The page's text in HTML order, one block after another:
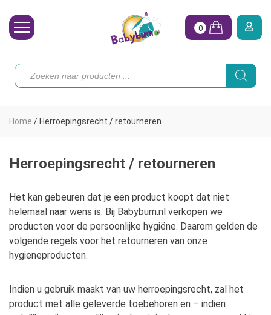
Toebehoren
Koopjes
Hoe begin ik?
0
Producten
zoeken
Home / Herroepingsrecht / retourneren
Herroepingsrecht / retourneren
Het kan gebeuren dat je een product koopt dat niet
helemaal naar wens is. Bij Babybum.nl verkopen we
producten voor de persoonlijke hygiëne. Daarom gelden de
volgende regels voor het retourneren van onze
hygieneproducten.
Indien u gebruik maakt van uw herroepingsrecht, zal het
product met alle geleverde toebehoren en – indien